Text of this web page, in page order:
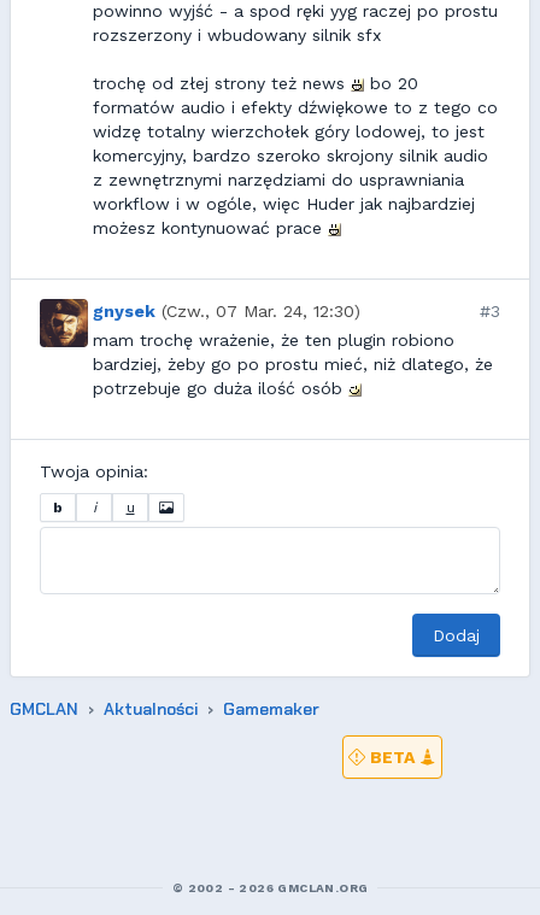
powinno wyjść - a spod ręki yyg raczej po prostu
rozszerzony i wbudowany silnik sfx
trochę od złej strony też news
bo 20
formatów audio i efekty dźwiękowe to z tego co
widzę totalny wierzchołek góry lodowej, to jest
komercyjny, bardzo szeroko skrojony silnik audio
z zewnętrznymi narzędziami do usprawniania
workflow i w ogóle, więc Huder jak najbardziej
możesz kontynuować prace
gnysek (Czw., 07 Mar. 24, 12:30)
#3
mam trochę wrażenie, że ten plugin robiono
bardziej, żeby go po prostu mieć, niż dlatego, że
potrzebuje go duża ilość osób
Twoja opinia:
b i u
Dodaj
GMCLAN Aktualności Gamemaker
BETA
© 2002 - 2026 GMCLAN.ORG